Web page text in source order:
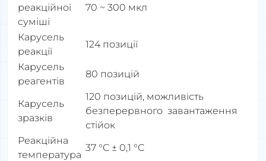
реакційної
суміші
70 ~ 300 мкл
Карусель
реакції
124 позиції
Карусель
реагентів
80 позицій
Карусель
зразків
120 позицій, можливість
безперервного завантаження
стійок
Реакційна
температура
37 °C ± 0,1 °C